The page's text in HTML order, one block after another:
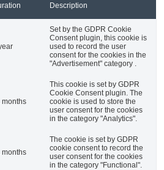
Description
Set by the GDPR Cookie
Consent plugin, this cookie is
used to record the user
consent for the cookies in the
"Advertisement" category .
months
This cookie is set by GDPR
Cookie Consent plugin. The
cookie is used to store the
user consent for the cookies
in the category "Analytics".
months
The cookie is set by GDPR
cookie consent to record the
user consent for the cookies
in the category "Functional".